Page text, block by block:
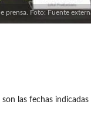
prensa. Foto: Fuente
las fechas